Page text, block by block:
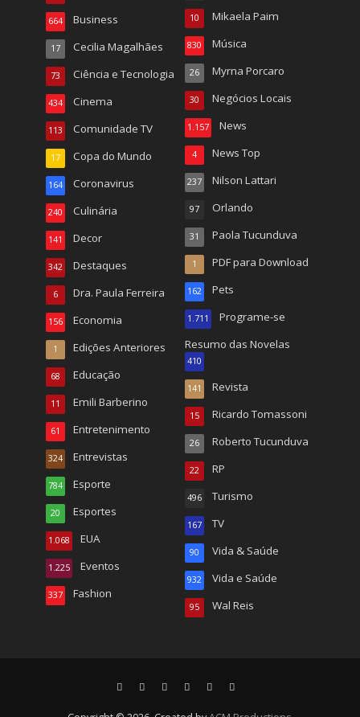
Business
664
Cecilia Magalhães
17
Ciência e Tecnologia
73
Cinema
434
Comunidade TV
113
Copa do Mundo
17
Coronavirus
164
Culinária
240
Decor
141
Destaques
342
Dra. Paula Ferreira
6
Economia
156
Edições Anteriores
1
Educação
68
Emili Barberino
11
Entretenimento
61
Entrevistas
324
Esporte
784
Esportes
20
EUA
1.068
Eventos
1.225
Fashion
337
Mikaela Paim
10
Música
830
Myrna Porcaro
26
Negócios Locais
30
News
1.157
News Top
4
Nilson Lattari
237
Orlando
97
Paola Tucunduva
31
PDF para Download
1
Pets
162
Programe-se
1.711
Resumo das Novelas
410
Revista
141
Ricardo Tomassoni
15
Roberto Tucunduva
26
RP
22
Turismo
496
TV
167
Vida & Saúde
90
Vida e Saúde
932
Wal Reis
95